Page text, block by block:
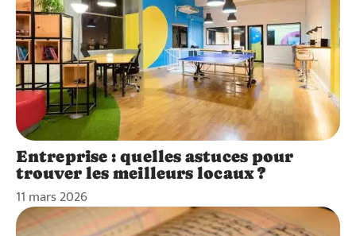
Entreprise : quelles astuces pour
trouver les meilleurs locaux ?
11 mars 2026